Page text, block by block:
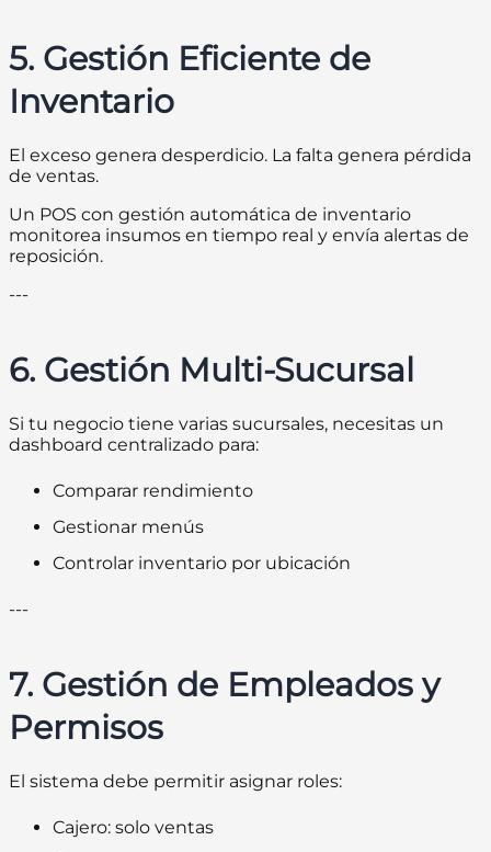
5. Gestión Eficiente de
Inventario
El exceso genera desperdicio. La falta genera pérdida
de ventas.
Un POS con gestión automática de inventario
monitorea insumos en tiempo real y envía alertas de
reposición.
---
6. Gestión Multi-Sucursal
Si tu negocio tiene varias sucursales, necesitas un
dashboard centralizado para:
Comparar rendimiento
Gestionar menús
Controlar inventario por ubicación
---
7. Gestión de Empleados y
Permisos
El sistema debe permitir asignar roles:
Cajero: solo ventas